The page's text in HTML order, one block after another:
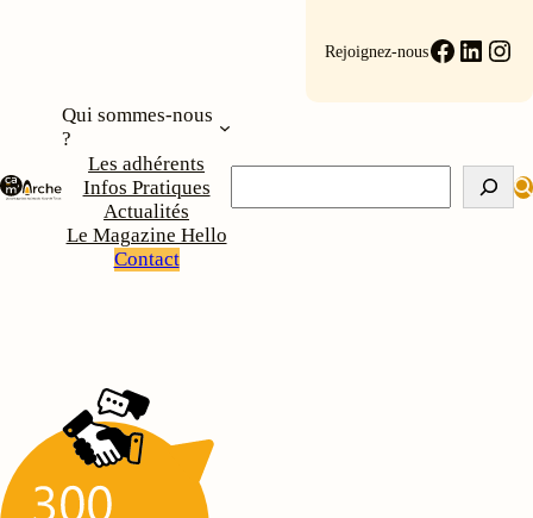
Rejoignez-nous
Qui sommes-nous
?
Les adhérents
Infos Pratiques
Actualités
Le Magazine Hello
Contact